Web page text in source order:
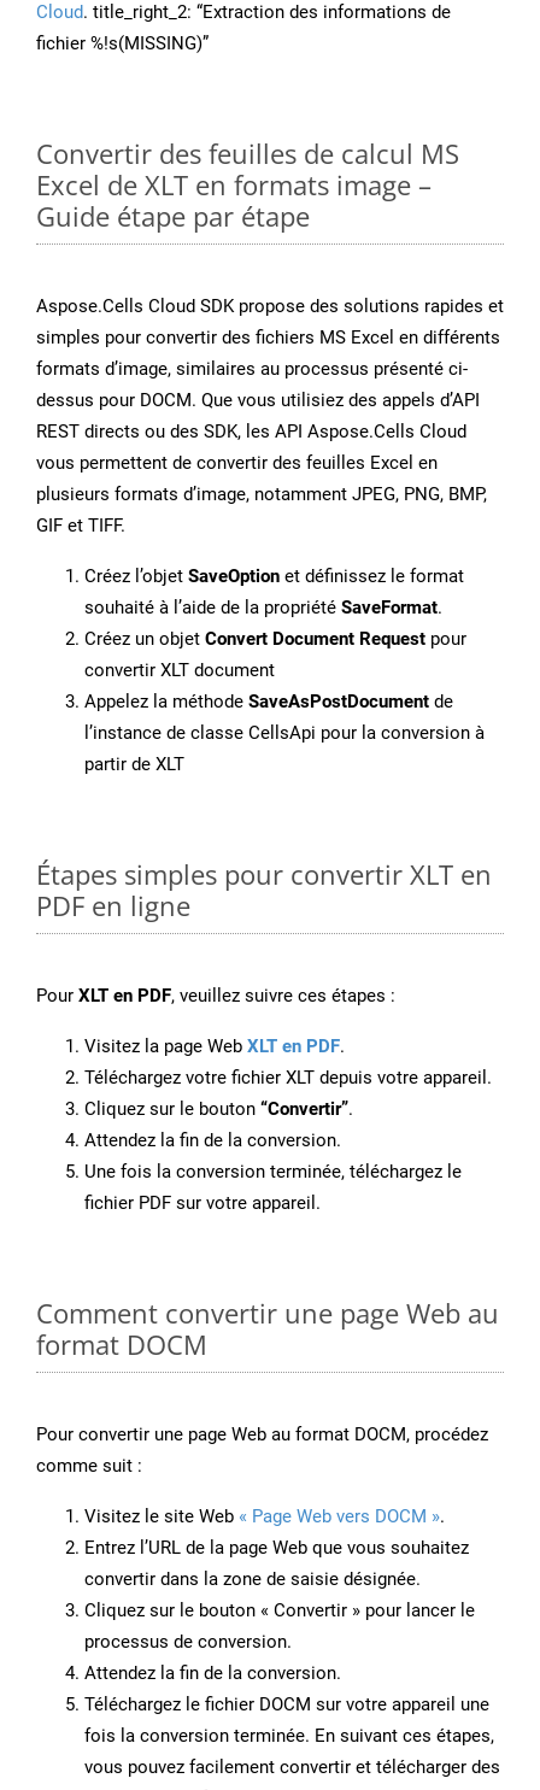
Cloud. title_right_2: “Extraction des informations de
fichier %!s(MISSING)”
Convertir des feuilles de calcul MS
Excel de XLT en formats image –
Guide étape par étape
Aspose.Cells Cloud SDK propose des solutions rapides et
simples pour convertir des fichiers MS Excel en différents
formats d’image, similaires au processus présenté ci-
dessus pour DOCM. Que vous utilisiez des appels d’API
REST directs ou des SDK, les API Aspose.Cells Cloud
vous permettent de convertir des feuilles Excel en
plusieurs formats d’image, notamment JPEG, PNG, BMP,
GIF et TIFF.
Créez l’objet SaveOption et définissez le format
souhaité à l’aide de la propriété SaveFormat.
Créez un objet Convert Document Request pour
convertir XLT document
Appelez la méthode SaveAsPostDocument de
l’instance de classe CellsApi pour la conversion à
partir de XLT
Étapes simples pour convertir XLT en
PDF en ligne
Pour XLT en PDF, veuillez suivre ces étapes :
Visitez la page Web XLT en PDF.
Téléchargez votre fichier XLT depuis votre appareil.
Cliquez sur le bouton “Convertir”.
Attendez la fin de la conversion.
Une fois la conversion terminée, téléchargez le
fichier PDF sur votre appareil.
Comment convertir une page Web au
format DOCM
Pour convertir une page Web au format DOCM, procédez
comme suit :
Visitez le site Web « Page Web vers DOCM ».
Entrez l’URL de la page Web que vous souhaitez
convertir dans la zone de saisie désignée.
Cliquez sur le bouton « Convertir » pour lancer le
processus de conversion.
Attendez la fin de la conversion.
Téléchargez le fichier DOCM sur votre appareil une
fois la conversion terminée. En suivant ces étapes,
vous pouvez facilement convertir et télécharger des